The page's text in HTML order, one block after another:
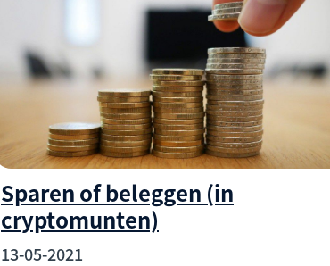
Sparen of beleggen (in
cryptomunten)
13-05-2021